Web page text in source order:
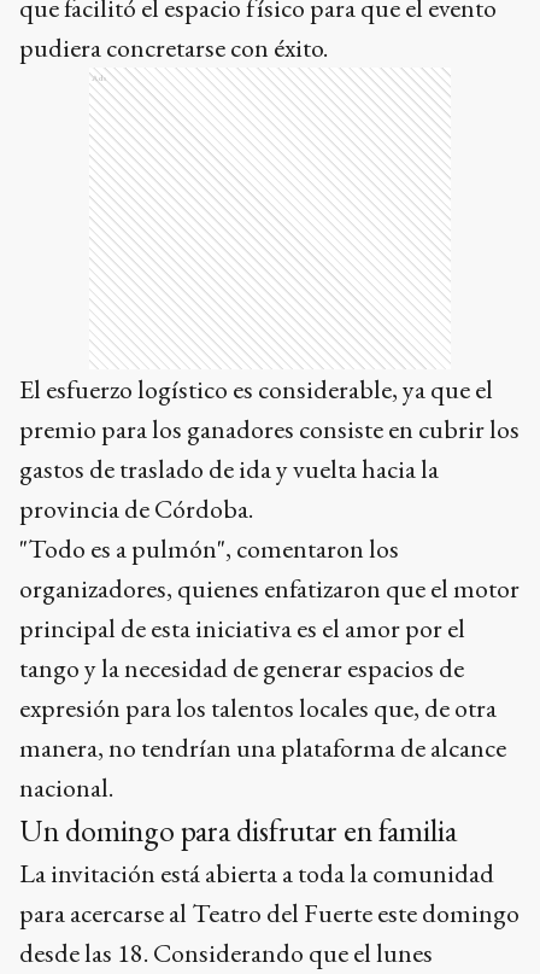
que facilitó el espacio físico para que el evento
pudiera concretarse con éxito.
Ads
El esfuerzo logístico es considerable, ya que el
premio para los ganadores consiste en cubrir los
gastos de traslado de ida y vuelta hacia la
provincia de Córdoba.
"Todo es a pulmón", comentaron los
organizadores, quienes enfatizaron que el motor
principal de esta iniciativa es el amor por el
tango y la necesidad de generar espacios de
expresión para los talentos locales que, de otra
manera, no tendrían una plataforma de alcance
nacional.
Un domingo para disfrutar en familia
La invitación está abierta a toda la comunidad
para acercarse al Teatro del Fuerte este domingo
desde las 18. Considerando que el lunes